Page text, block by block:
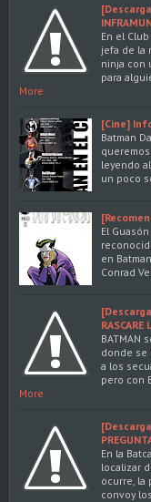
En el
jefa de la
ninja con
para
More
[Cine]
Batman
leyendo
un poco
El
en
Conrad
RASCARE
BATMAN
donde se
a los
pero con
More
En la
localizar
ocurre, la
convoy